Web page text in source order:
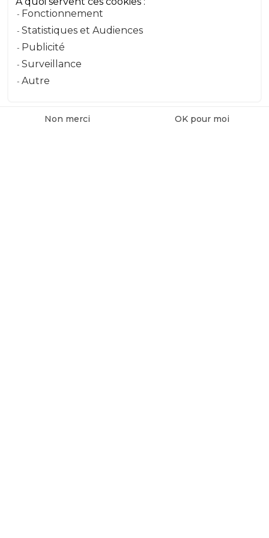
Message
Fonctionnement
Statistiques et Audiences
Publicité
Surveillance
Autre
Non merci OK pour moi